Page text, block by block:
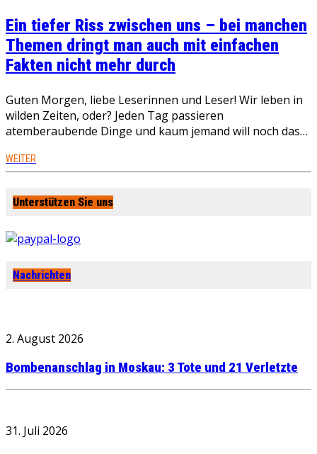
Ein tiefer Riss zwischen uns – bei manchen
Themen dringt man auch mit einfachen
Fakten nicht mehr durch
Guten Morgen, liebe Leserinnen und Leser! Wir leben in
wilden Zeiten, oder? Jeden Tag passieren
atemberaubende Dinge und kaum jemand will noch das…
WEITER
Unterstützen Sie uns
Nachrichten
2. August 2026
Bombenanschlag in Moskau: 3 Tote und 21 Verletzte
31. Juli 2026